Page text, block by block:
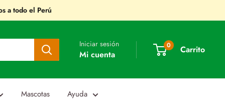
a todo el Perú
Iniciar sesión
Mi cuenta
0 Carrito
Mascotas Ayuda